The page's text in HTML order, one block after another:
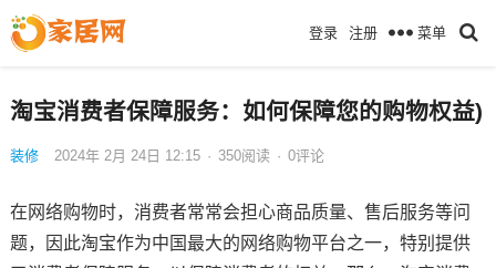
登录 注册 菜单
淘宝消费者保障服务：如何保障您的购物权益)
装修 2024年 2月 24日 12:15 · 350阅读 · 0评论
在网络购物时，消费者常常会担心商品质量、售后服务等问
题，因此淘宝作为中国最大的网络购物平台之一，特别提供